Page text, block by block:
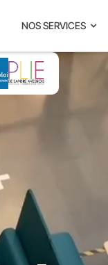
NOS SERVICES